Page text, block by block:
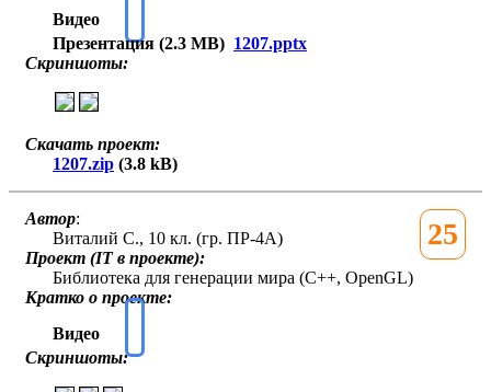
Видео
Презентация (2.3 MB) 1207.pptx
Скриншоты:
Скачать проект:
1207.zip (3.8 kB)
25
Автор:
Виталий С., 10 кл. (гр. ПР-4А)
Проект (IT в проекте):
Библиотека для генерации мира (C++, OpenGL)
Кратко о проекте:
Видео
Скриншоты: